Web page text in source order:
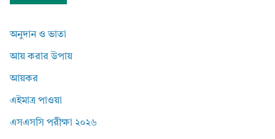
অনুদান ও ভাতা
আয় করার উপায়
আয়কর
এইমাত্র পাওয়া
এসএসসি পরীক্ষা ২০২৬